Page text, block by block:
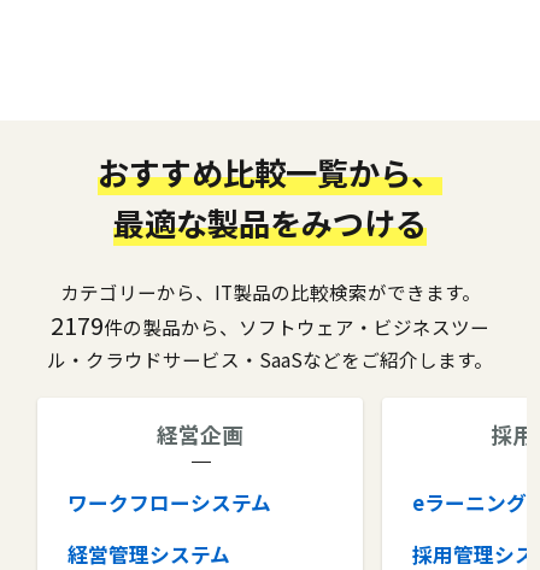
おすすめ比較一覧から、
最適な製品をみつける
カテゴリーから、IT製品の比較検索ができます。
2179件の製品から、ソフトウェア・ビジネスツー
ル・クラウドサービス・SaaSなどをご紹介します。
経営企画
ワークフローシステム
経営管理システム
採
eラーニング
採用管理シス